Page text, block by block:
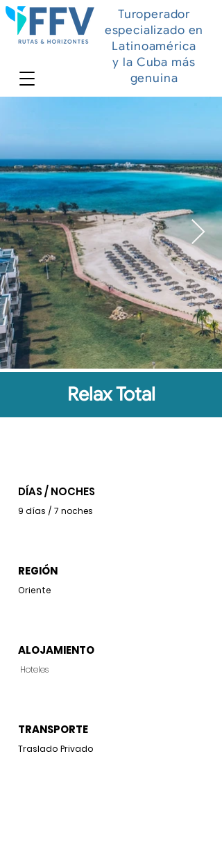
Turoperador
especializado en
Latinoamérica
y la Cuba más
genuina
Relax Total
DÍAS / NOCHES
9 días / 7 noches
REGIÓN
Oriente
ALOJAMIENTO
Hoteles
TRANSPORTE
Traslado Privado